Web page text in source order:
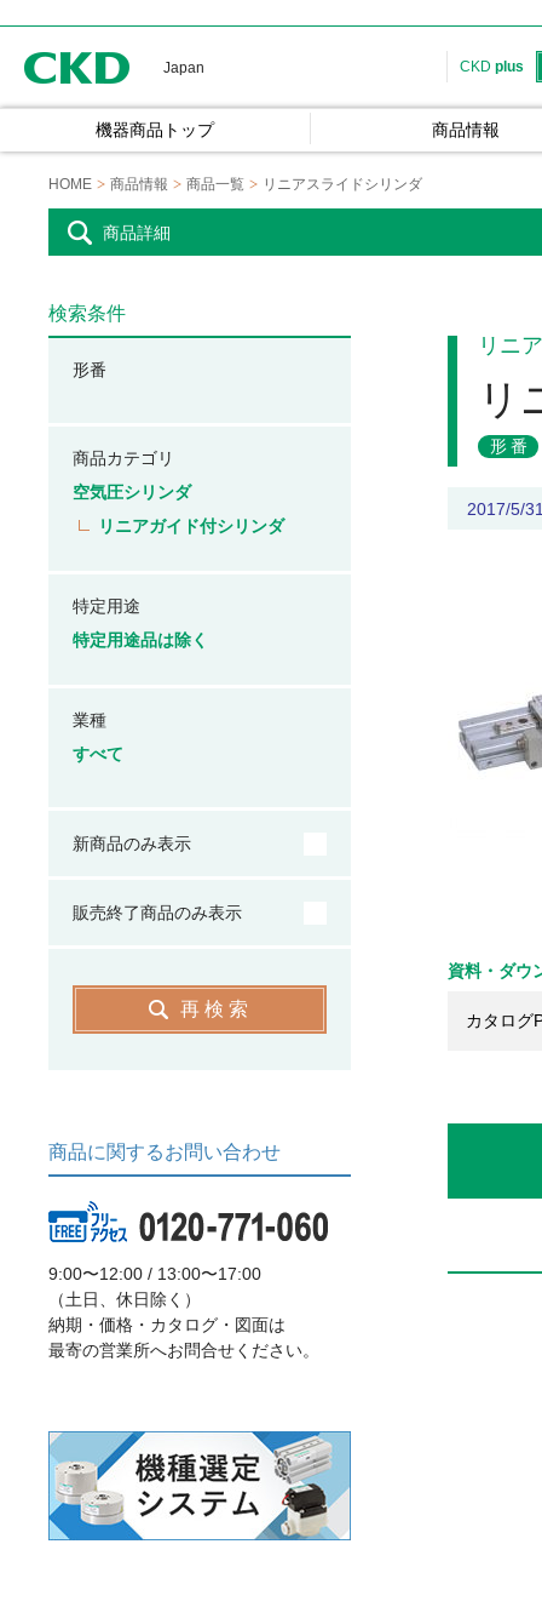
Japan CKD plus
機器商品トップ 商品情報
HOME 商品情報 商品一覧 リニアスライドシリンダ
商品詳細
リニ
リ
形番
2017/5/
資料・ダウ
カタログ
検索条件
形番
商品カテゴリ
空気圧シリンダ
リニアガイド付シリンダ
特定用途
特定用途品は除く
業種
すべて
新商品のみ表示
販売終了商品のみ表示
再検索
商品に関するお問い合わせ
9:00〜12:00 / 13:00〜17:00
（土日、休日除く）
納期・価格・カタログ・図面は
最寄の営業所へお問合せください。